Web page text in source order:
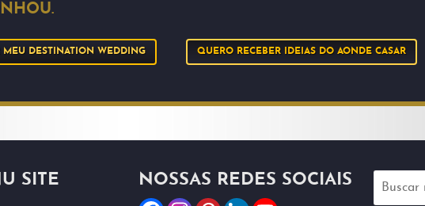
DESTINATION WEDDING QUERO RECEBER IDEIAS DO AONDE CASAR
SITE NOSSAS REDES SOCIAIS